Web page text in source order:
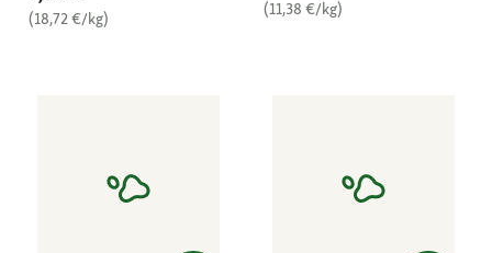
(18,72 €/kg) (11,38 €/kg)